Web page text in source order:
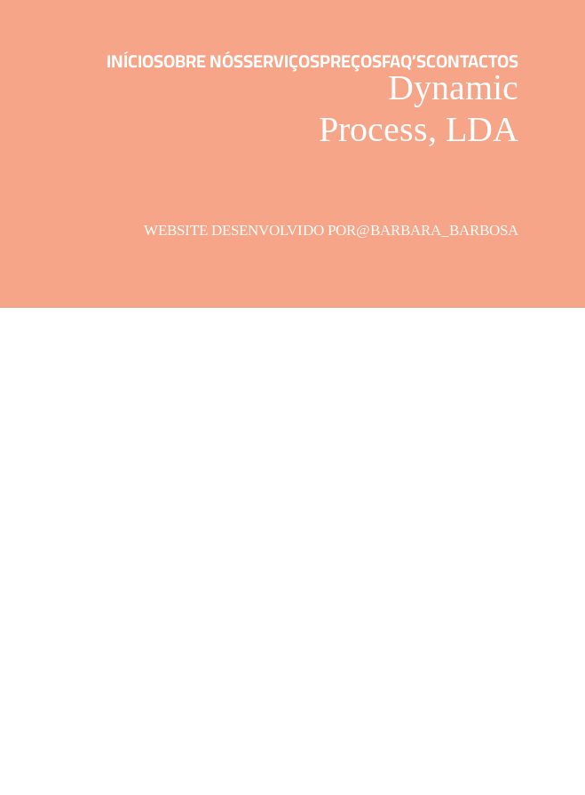
INÍCIOSOBRE NÓSSERVIÇOSPREÇOSFAQ’SCONTACTOS
Dynamic
Process, LDA
WEBSITE DESENVOLVIDO POR@BARBARA_BARBOSA